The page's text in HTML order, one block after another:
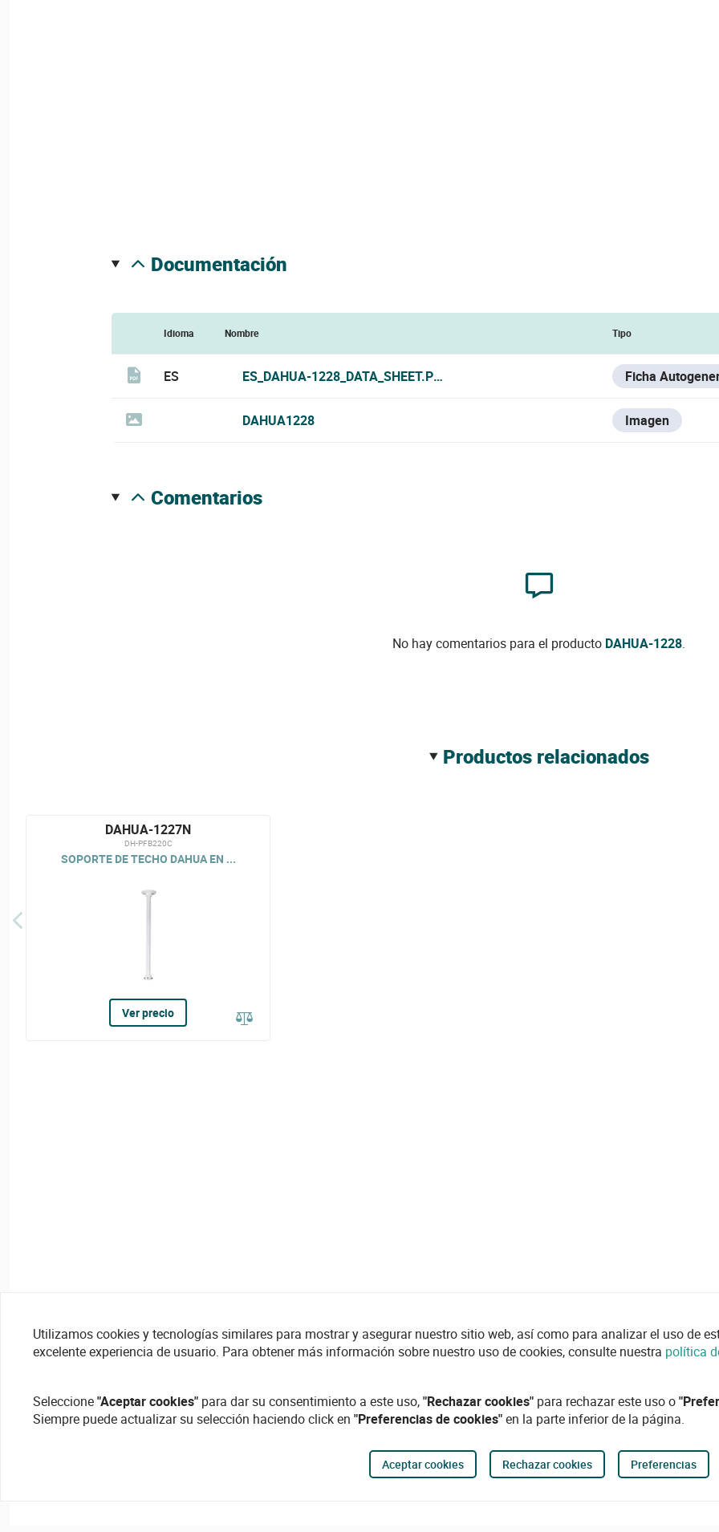
documentación
Idioma Nombre Tipo
ES ES_DAHUA-1228_DATA_SHEET.PDF Ficha
DAHUA1228 Imagen
comentarios
No hay comentarios para el producto DAHUA-1228.
productos relacionados
DAHUA-1227N
DH-PFB220C
SOPORTE DE TECHO DAHUA EN ...
Ver precio
Utilizamos cookies y tecnologías similares para mostrar y asegurar nuestro sitio web, así como para analizar el uso de
excelente experiencia de usuario. Para obtener más información sobre nuestro uso de cookies, consulte nuestra política
Seleccione"Aceptar cookies" para dar su consentimiento a este uso,"Rechazar cookies" para rechazar este uso o
Siempre puede actualizar su selección haciendo click en "Preferencias de cookies"en la parte inferior de la página.
Aceptar cookies Rechazar cookies Preferencias